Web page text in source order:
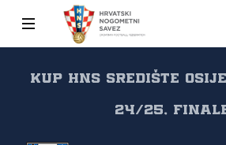
Kup HNS Središte
24/25,